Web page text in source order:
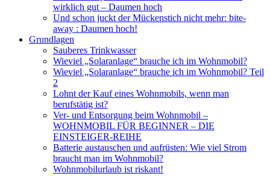
wirklich gut – Daumen hoch
Und schon juckt der Mückenstich nicht mehr: bite-
away : Daumen hoch!
Grundlagen
Sauberes Trinkwasser
Wieviel „Solaranlage“ brauche ich im Wohnmobil?
Wieviel „Solaranlage“ brauche ich im Wohnmobil? Teil
2
Lohnt der Kauf eines Wohnmobils, wenn man
berufstätig ist?
Ver- und Entsorgung beim Wohnmobil –
WOHNMOBIL FÜR BEGINNER – DIE
EINSTEIGER-REIHE
Batterie austauschen und aufrüsten: Wie viel Strom
braucht man im Wohnmobil?
Wohnmobilurlaub ist riskant!